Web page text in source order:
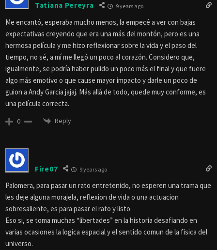
Tatiana Pereyra 9 years ago
Me encantó, esperaba mucho menos, la empecé a ver con bajas
expectativas creyendo que era una más del montón, pero es una
hermosa película y me hizo reflexionar sobre la vida y el paso del
tiempo, no sé, a mí me llegó un poco al corazón. Considero que,
igualmente, se podría haber pulido un poco más el final y que fuere
algo más emotivo o que cause mayor impacto y darle un poco de
guion a Andy Garcia jajaj. Más allá de todo, quede muy conforme, es
una película correcta.
0 Reply
Fire07 9 years ago
Palomera, para pasar un rato entretenido, no esperen una trama que
les deje alguna morajela, reflexion de vida o una actuacion
sobresaliente, es para pasar el rato y listo.
Eso si, se toma muchas “libertades” en la historia desafiando en
varias ocasiones la logica espacial y el sentido comun de la fisica del
universo.